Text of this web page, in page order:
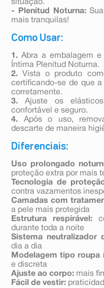
situação.
- Plenitud Noturna:Sua
mais tranquilas!
Como Usar:
1. Abra a embalagem
Íntima Plenitud Noturna.
2. Vista o produto
certificando-se de que
corretamente.
3. Ajuste os
confortável e seguro.
4. Após o uso,
descarte de maneira
Diferenciais:
Uso prolongado
proteção extra por mais
Tecnologia de
contra vazamentos
Camadas com
a pele mais protegida
Estrutura respirável:
durante toda a noite
Sistema neutralizador
dia a dia
Modelagem tipo roupa
e discreta
Ajuste ao corpo: mais
Fácil de vestir: